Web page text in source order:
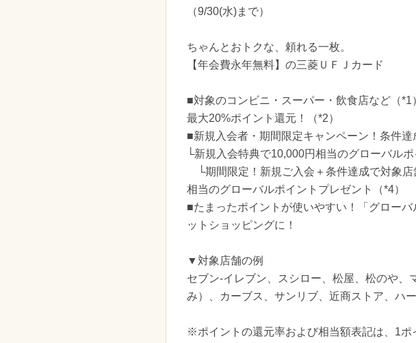
（9/30(水)まで）
ちゃんとおトクな、頼れる一枚。
【年会費永年無料】の三菱ＵＦＪカード
■対象のコンビニ・スーパー・飲食店など（
最大20%ポイント還元！（*2）
■新規入会者・期間限定キャンペーン！条件
└新規入会特典で10,000円相当のグローバルポ
└期間限定！新規ご入会＋条件達成で対象
相当のグローバルポイントプレゼント（*4）
■たまったポイントが使いやすい！「グロー
ットショッピングに！
▼対象店舗の例
セブン-イレブン、スシロー、松屋、松のや
み）、カーブス、サンリブ、近商ストア、ハ
※ポイントの還元率および相当額表記は、1